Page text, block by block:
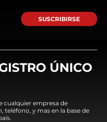
SUSCRIBIRSE
ÚNICO
cualquier empresa de
teléfono, y mas en la base de